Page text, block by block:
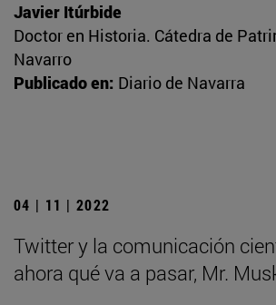
Javier Itúrbide
Doctor en Historia. Cátedra de
Navarro
Publicado en: Diario de Navarra
04 | 11 | 2022
Twitter y la comunicación
ahora qué va a pasar, Mr.